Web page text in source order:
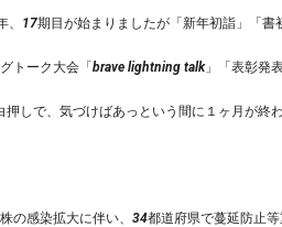
17期目が始まりましたが「新年初詣」「書
トーク大会「brave lightning talk」「表彰発
しで、 気づけばあっという間に１ヶ月が終
の感染拡大に伴い、 34都道府県で蔓延防止